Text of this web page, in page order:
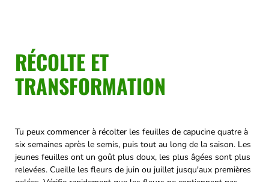
RÉCOLTE ET
TRANSFORMATION
Tu peux commencer à récolter les feuilles de capucine quatre à
six semaines après le semis, puis tout au long de la saison. Les
jeunes feuilles ont un goût plus doux, les plus âgées sont plus
relevées. Cueille les fleurs de juin ou juillet jusqu'aux premières